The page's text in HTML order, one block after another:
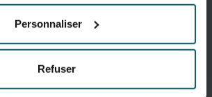
Personnaliser
Refuser